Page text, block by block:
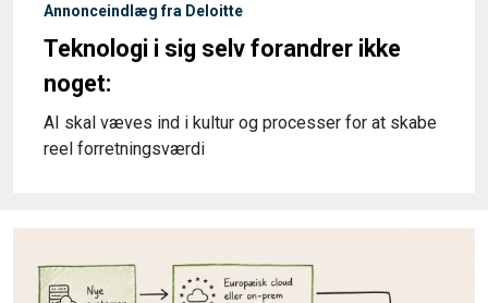
Annonceindlæg fra Deloitte
Teknologi i sig selv forandrer ikke
noget:
AI skal væves ind i kultur og processer for at skabe
reel forretningsværdi